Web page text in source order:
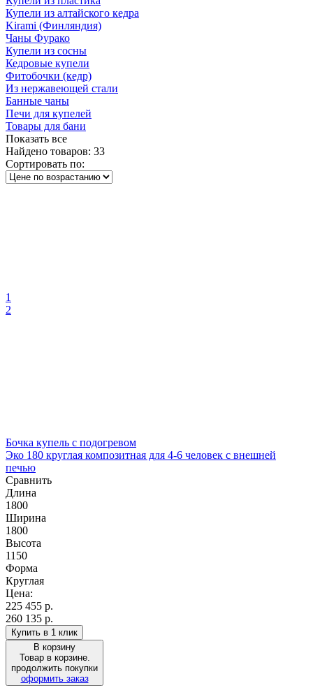
Купели из алтайского кедра
Kirami (Финляндия)
Чаны Фурако
Купели из сосны
Кедровые купели
Фитобочки (кедр)
Из нержавеющей стали
Банные чаны
Печи для купелей
Товары для бани
Показать все
Найдено товаров: 33
Сортировать по:
1
2
Бочка купель с подогревом
Эко 180 круглая композитная для 4-6 человек с внешней
печью
Сравнить
Длина
1800
Ширина
1800
Высота
1150
Форма
Круглая
Цена:
225 455 р.
260 135 р.
Купить в 1 клик
В корзину
Товар в корзине.
продолжить покупки
оформить заказ